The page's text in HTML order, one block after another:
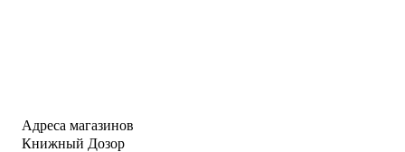
Адреса магазинов
Книжный Дозор